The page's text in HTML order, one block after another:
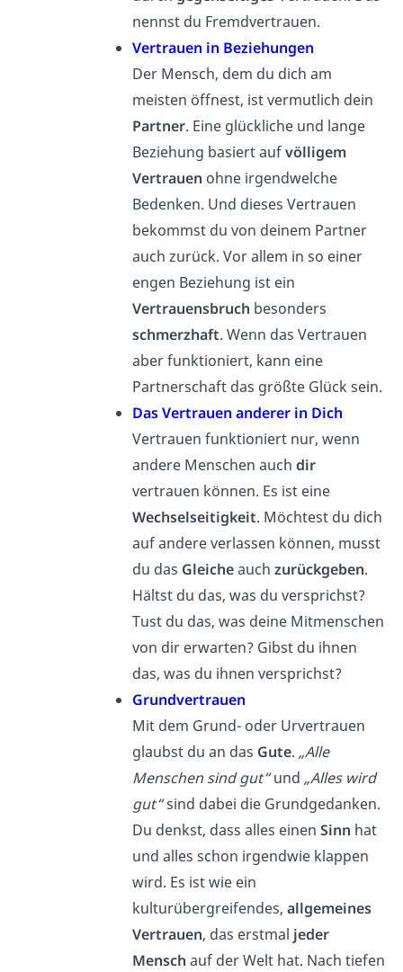
nennst du Fremdvertrauen.
Vertrauen in Beziehungen
Der Mensch, dem du dich am
meisten öffnest, ist vermutlich dein
Partner. Eine glückliche und lange
Beziehung basiert aufvölligem
Vertrauen ohne irgendwelche
Bedenken. Und dieses Vertrauen
bekommst du von deinem Partner
auch zurück. Vor allem in so einer
engen Beziehung ist ein
Vertrauensbruch besonders
schmerzhaft. Wenn das Vertrauen
aber funktioniert, kann eine
Partnerschaft das größte Glück sein.
Das Vertrauen anderer in Dich
Vertrauen funktioniert nur, wenn
andere Menschen auch dir
vertrauen können. Es ist eine
Wechselseitigkeit. Möchtest du dich
auf andere verlassen können, musst
du das Gleicheauch zurückgeben.
Hältst du das, was du versprichst?
Tust du das, was deine Mitmenschen
von dir erwarten? Gibst du ihnen
das, was du ihnen versprichst?
Grundvertrauen
Mit dem Grund- oder Urvertrauen
glaubst du an das Gute. „Alle
Menschen sind gut“und „Alles wird
gut“sind dabei die Grundgedanken.
Du denkst, dass alles einen Sinn hat
und alles schon irgendwie klappen
wird. Es ist wie ein
kulturübergreifendes, allgemeines
Vertrauen, das erstmal jeder
Mensch auf der Welt hat. Nach tiefen